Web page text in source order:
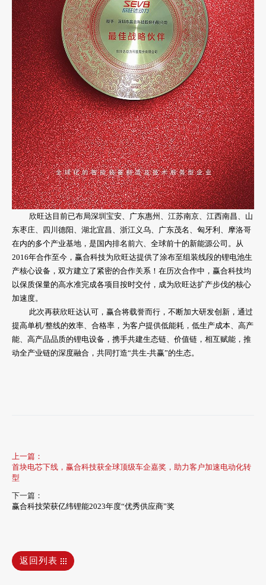
欣旺达目前已布局深圳宝安、广东惠州、江苏南京、江西南昌、山
东枣庄、四川德阳、湖北宜昌、浙江义乌、广东茂名、匈牙利、摩洛哥
在内的多个产业基地，是国内排名前六、全球前十的新能源公司。从
2016年合作至今，赢合科技为欣旺达提供了涂布至组装线段的锂电池生
产核心设备，双方建立了紧密的合作关系！在历次合作中，赢合科技均
以保质保量的高水准完成各项目按时交付，成为欣旺达扩产步伐的核心
加速度。
此次再获欣旺达认可，赢合将载誉而行，不断加大研发创新，通过
提高单机/整线的效率、合格率，为客户提供低能耗，低生产成本、高产
能、高产品品质的锂电设备，携手共建生态链、价值链，相互赋能，推
动全产业链的深度融合，共同打造“共生-共赢”的生态。
上一篇：
首块电芯下线，赢合科技获全球顶级车企嘉奖，助力客户加速电动化转
型
下一篇：
赢合科技荣获亿纬锂能2023年度“优秀供应商”奖
返回列表